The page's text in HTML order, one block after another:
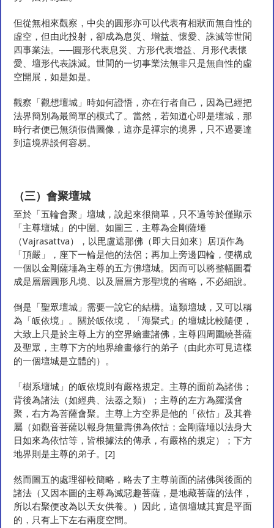
但從無相來觀察，中尖的圓形亦可以代表有相狀而無自性的
虛空，但由此投射，卻成為息災、增益、懷愛、誅滅等世間
四事業法。──圓形代表息災、方形代表增益、月形代表懷
愛、壇形代表誅滅。世間的一切事業法無非只是無自性的虛
空開展，如是如是。
觀察「觀想壇城」時如何證悟，亦在行者自己，因為已經把
法界簡別為最簡單的模式了。當然，若知道心即是壇城，那
時行者便已無須假借圖像，這亦是禪宗的境界，只不過要達
到這境界談何容易。
（三）會聚壇城
至於「五輪會聚」壇城，說起來很簡單，只不過等於僅顯示
「主尊壇城」的中圍。如圖三，主尊為金剛薩埵
（Vajrasattva），以毘盧遮那佛（即大日如來）居頂作為
「頂嚴」，座下一輪是他的法侶；再加上旁邊四輪，便構成
一個以金剛薩埵為主尊的五方佛壇城。因而可以將整幅圖看
成是層層圓形凡境、以及層層方形聖境的省略，不必細說。
倒是「聖眾壇城」需要一說它的結構。這類壇城，又可以稱
為「皈依境」。關於皈依境，「海聚式」的壇城比較隨便，
大致上只是於主尊上方的空界繪畫諸佛，主尊四周圍繞菩薩
及聖眾，主尊下方的地界繪畫修行的弟子（由此亦可見這樣
的一個壇城是立體的）。
「樹系壇城」的皈依境則有嚴格規定。主尊的面前為諸佛；
背後為諸法（如經典、法器之類）；主尊的左方為羅漢會
聚，右方為菩薩會聚。主尊上方空界是他的「依怙」及其眷
屬（如觀音菩薩以報身無量壽佛為依怙；金剛薩埵以法身大
日如來為依怙等，皆根據法的傳承，有嚴格的規定）；下方
地界則是主尊的弟子。[2]
然而圖五的處理卻較簡略，略去了主尊前面的諸佛與後面的
諸法（又因本圖的主尊為滅惡趣菩薩，是地藏菩薩的法伴，
所以右聚便改為以天女供養。）因此，這個壇城其實是平面
的，只有上下左右兩度空間。